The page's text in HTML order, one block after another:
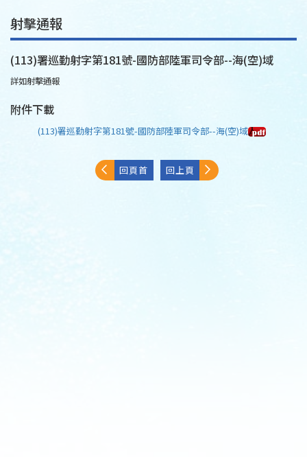
射擊通報
(113)署巡勤射字第181號-國防部陸軍司令部--海(空)域
詳如射擊通報
附件下載
(113)署巡勤射字第181號-國防部陸軍司令部--海(空)域
回頁首 回上頁